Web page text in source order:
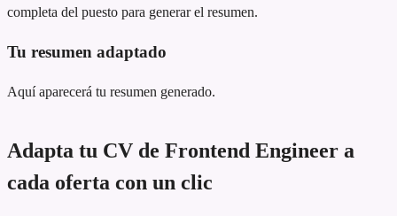
completa del puesto para generar el resumen.
Tu resumen adaptado
Aquí aparecerá tu resumen generado.
Adapta tu CV de Frontend Engineer a
cada oferta con un clic